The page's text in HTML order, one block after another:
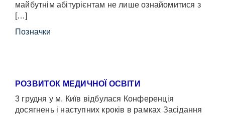
майбутнім абітурієнтам не лише ознайомитися з
[…]
Позначки
РОЗВИТОК МЕДИЧНОЇ ОСВІТИ
3 грудня у м. Київ відбулася Конференція
досягнень і наступних кроків в рамках Засідання